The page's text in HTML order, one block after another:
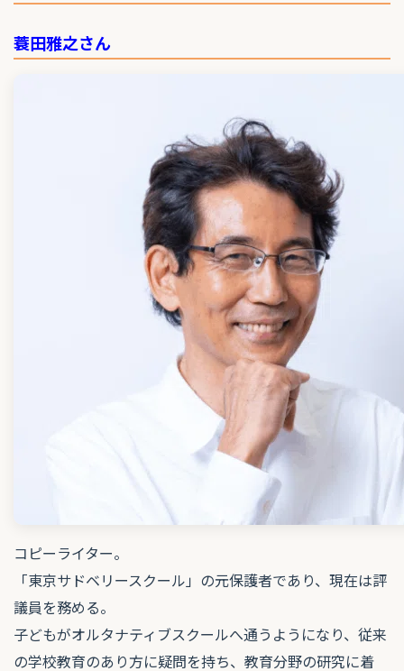
蓑田雅之さん
コピーライター。
「東京サドベリースクール」の元保護者であり、現在は評
議員を務める。
子どもがオルタナティブスクールへ通うようになり、従来
の学校教育のあり方に疑問を持ち、教育分野の研究に着